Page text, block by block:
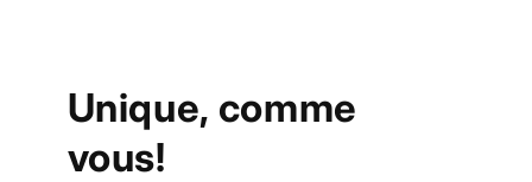
Unique, comme
vous!